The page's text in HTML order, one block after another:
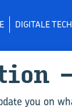
DIGITALE
you on